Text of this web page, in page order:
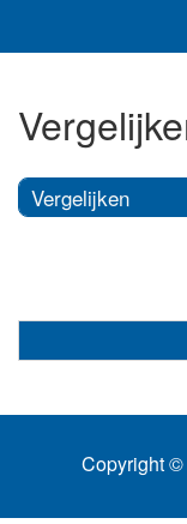
Vergelijken
Copyright